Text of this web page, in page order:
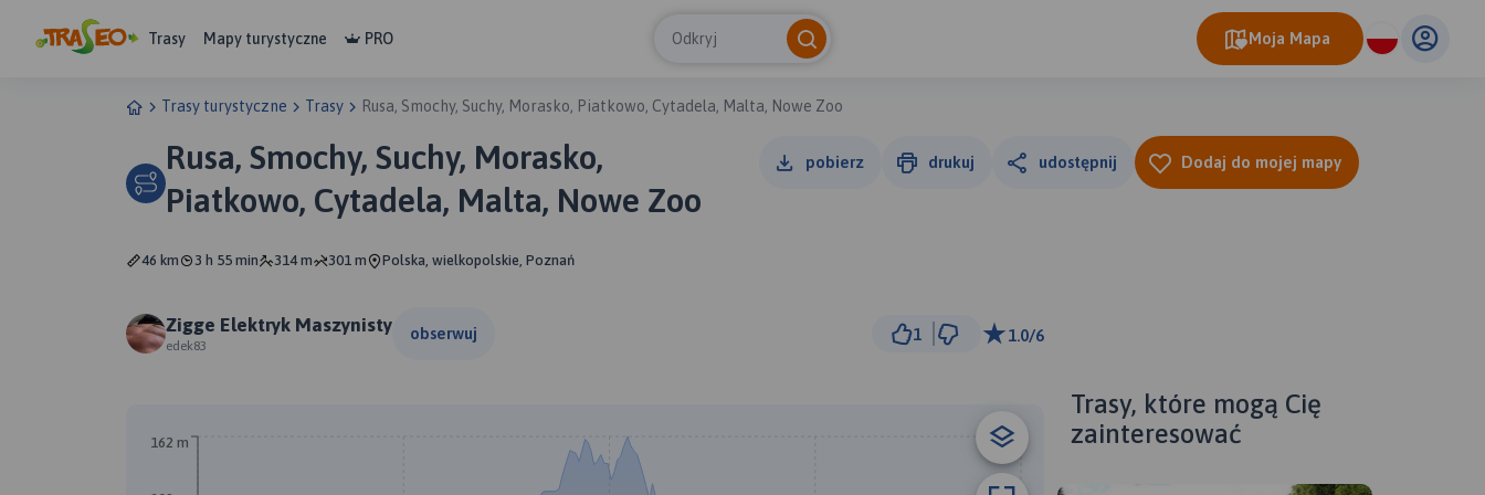
Trasy Mapy turystyczne PRO Odkryj Moja Mapa
Trasy turystyczne Trasy Rusa, Smochy, Suchy, Morasko, Piatkowo, Cytadela, Malta, Nowe Zoo
Rusa, Smochy, Suchy, Morasko,
Piatkowo, Cytadela, Malta, Nowe Zoo
pobierz drukuj udostępnij Dodaj do mojej mapy
46 km 3 h 55 min 314 m 301 m Polska, wielkopolskie, Poznań
Zigge Elektryk Maszynisty
edek83
obserwuj 1 1.0/6
162 m
Trasy, które mogą Cię
zainteresować